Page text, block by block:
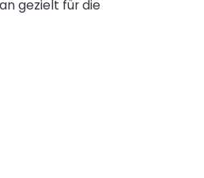
gezielt für die